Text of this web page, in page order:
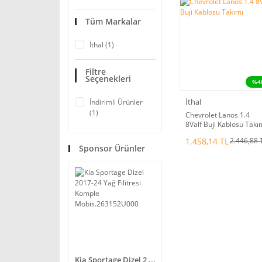
Tüm Markalar
İthal (1)
Filtre
Seçenekleri
İndirimli Ürünler
(1)
Sponsor Ürünler
Kia Sportage Dizel 2 ...
İthal
Chevrolet Lanos 1.4
8Valf Buji Kablosu
1.458,14 TL2.446,88